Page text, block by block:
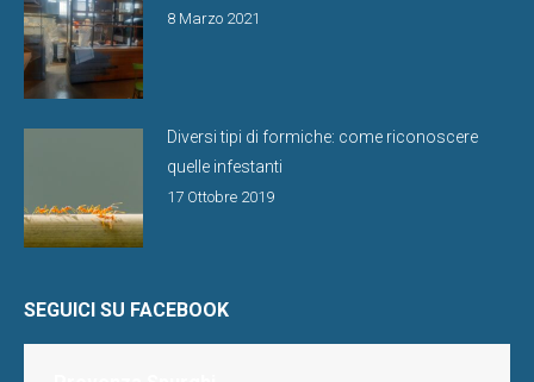
8 Marzo 2021
Diversi tipi di formiche: come riconoscere
quelle infestanti
17 Ottobre 2019
SEGUICI SU FACEBOOK